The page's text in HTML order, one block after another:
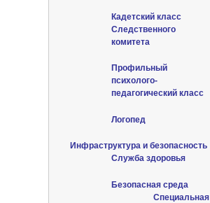
Кадетский класс
Следственного
комитета
Профильный
психолого-
педагогический класс
Логопед
Инфраструктура и безопасность
Служба здоровья
Безопасная среда
Специальная